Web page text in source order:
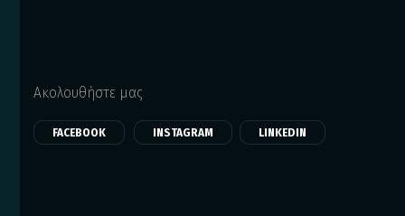
Ακολουθήστε μας
FACEBOOK INSTAGRAM LINKEDIN